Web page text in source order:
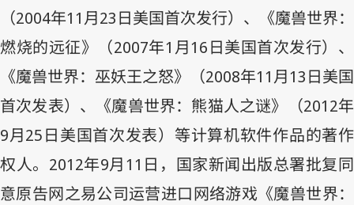
（2004年11月23日美国首次发行）、《魔兽世界：
燃烧的远征》（2007年1 月16日美国首次发行）、
《魔兽世界：巫妖王之怒》（2008年11月13日美国
首次发表）、《魔兽世界：熊猫人之谜》（2012年
9月25日美国首次发表）等计算机软件作品的著作
权人。 2012年9月 11 日，国家新闻出版总署批复同
意原告网之易公司运营进口网络游戏《魔兽世界：